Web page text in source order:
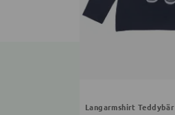
Langarmshirt Teddybär